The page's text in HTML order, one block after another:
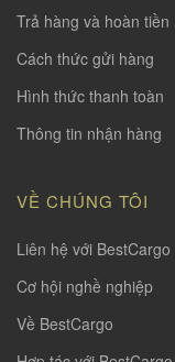
Trả hàng và hoàn tiền
Cách thức gửi hàng
Hình thức thanh toàn
Thông tin nhận hàng
VỀ CHÚNG TÔI
Liên hệ với BestCargo
Cơ hội nghề nghiệp
Về BestCargo